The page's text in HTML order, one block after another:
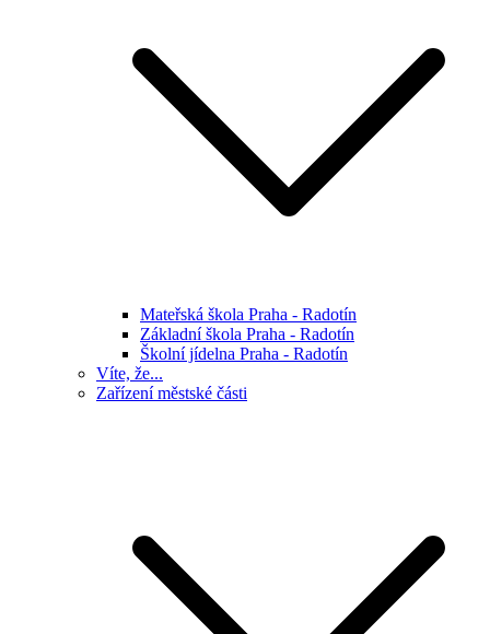
Mateřská škola Praha - Radotín
Základní škola Praha - Radotín
Školní jídelna Praha - Radotín
Víte, že...
Zařízení městské části